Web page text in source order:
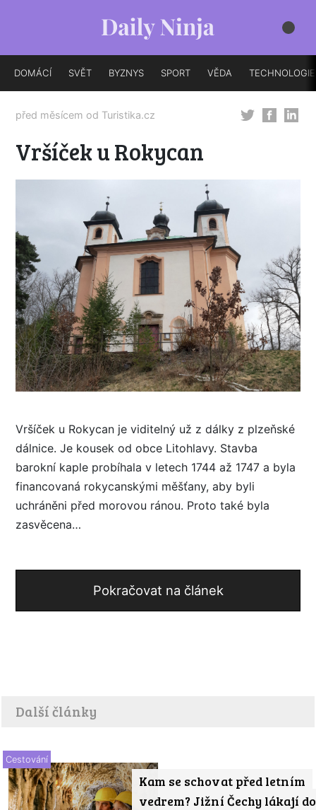
DOMÁCÍ SVĚT BYZNYS SPORT VĚDA TECHNOLOGIE
před měsícem od Turistika.cz
Vršíček u Rokycan
Vršíček u Rokycan je viditelný už z dálky z plzeňské
dálnice. Je kousek od obce Litohlavy. Stavba
barokní kaple probíhala v letech 1744 až 1747 a byla
financovaná rokycanskými měšťany, aby byli
uchráněni před morovou ránou. Proto také byla
zasvěcena…
Pokračovat na článek
Další články
Kam se schovat před letním
vedrem? Jižní Čechy lákají do
Cestování